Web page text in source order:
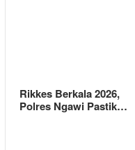
Rikkes Berkala 2026,
Polres Ngawi Pastik…